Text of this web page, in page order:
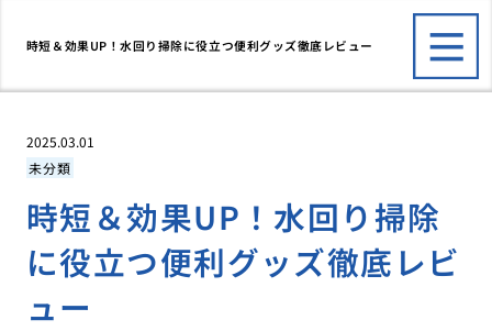
時短＆効果UP！水回り掃除に役立つ便利グッズ徹底レビュー
2025.03.01
未分類
時短＆効果UP！水回り掃除
に役立つ便利グッズ徹底レビ
ュー